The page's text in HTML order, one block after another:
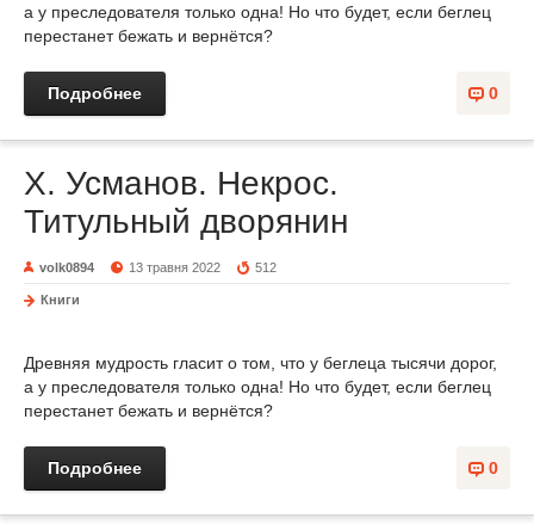
а у преследователя только одна! Но что будет, если беглец
перестанет бежать и вернётся?
0
Подробнее
Х. Усманов. Некрос.
Титульный дворянин
volk0894 13 травня 2022 512
Книги
Древняя мудрость гласит о том, что у беглеца тысячи дорог,
а у преследователя только одна! Но что будет, если беглец
перестанет бежать и вернётся?
0
Подробнее